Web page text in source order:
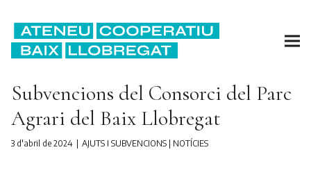
Subvencions del Consorci del Parc
Agrari del Baix Llobregat
3 d'abril de 2024 AJUTS I SUBVENCIONS NOTÍCIES